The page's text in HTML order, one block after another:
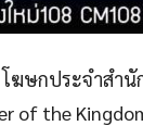
ฆษกประจำสำ
of the